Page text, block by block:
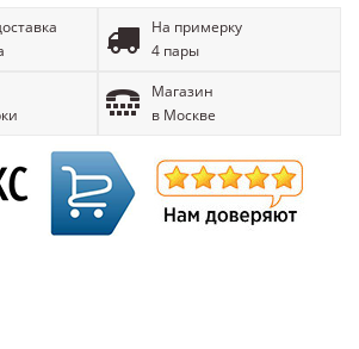
На примерку
4 пары
Магазин
в Москве